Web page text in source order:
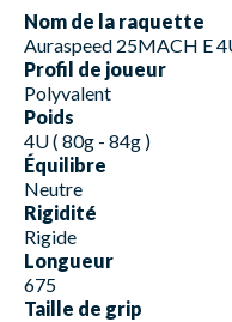
Nom de la raquette
Auraspeed 25MACH E
Profil de joueur
Polyvalent
Poids
4U ( 80g - 84g )
Équilibre
Neutre
Rigidité
Rigide
Longueur
675
Taille de grip